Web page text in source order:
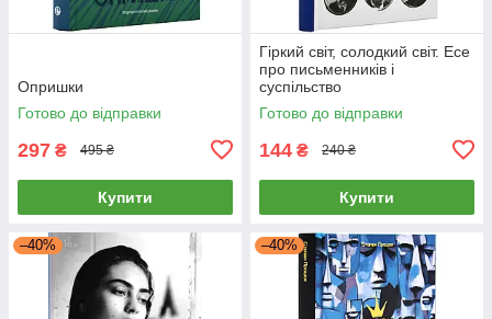
Опришки
Готово до відправки
297 ₴ 495 ₴
Купити
Гіркий світ, солодкий світ. Есе
про письменників і
суспільство
Готово до відправки
144 ₴ 240 ₴
Купити
–40% –40%